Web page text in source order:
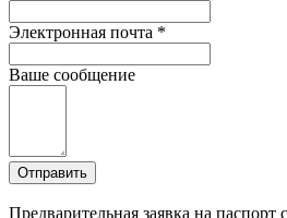
Электронная почта *
Ваше сообщение
Предварительная заявка на паспорт